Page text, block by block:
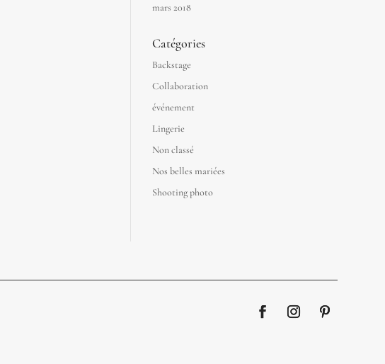
mars 2018
Catégories
Backstage
Collaboration
événement
Lingerie
Non classé
Nos belles mariées
Shooting photo